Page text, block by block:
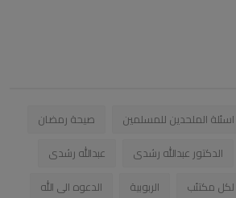
اسئلة الملحدين للمسلمين
صيحة رمضان
الدكتور عبدالله رشدى
عبدالله رشدى
مكتئب الربوبية
الدعوه الى الله